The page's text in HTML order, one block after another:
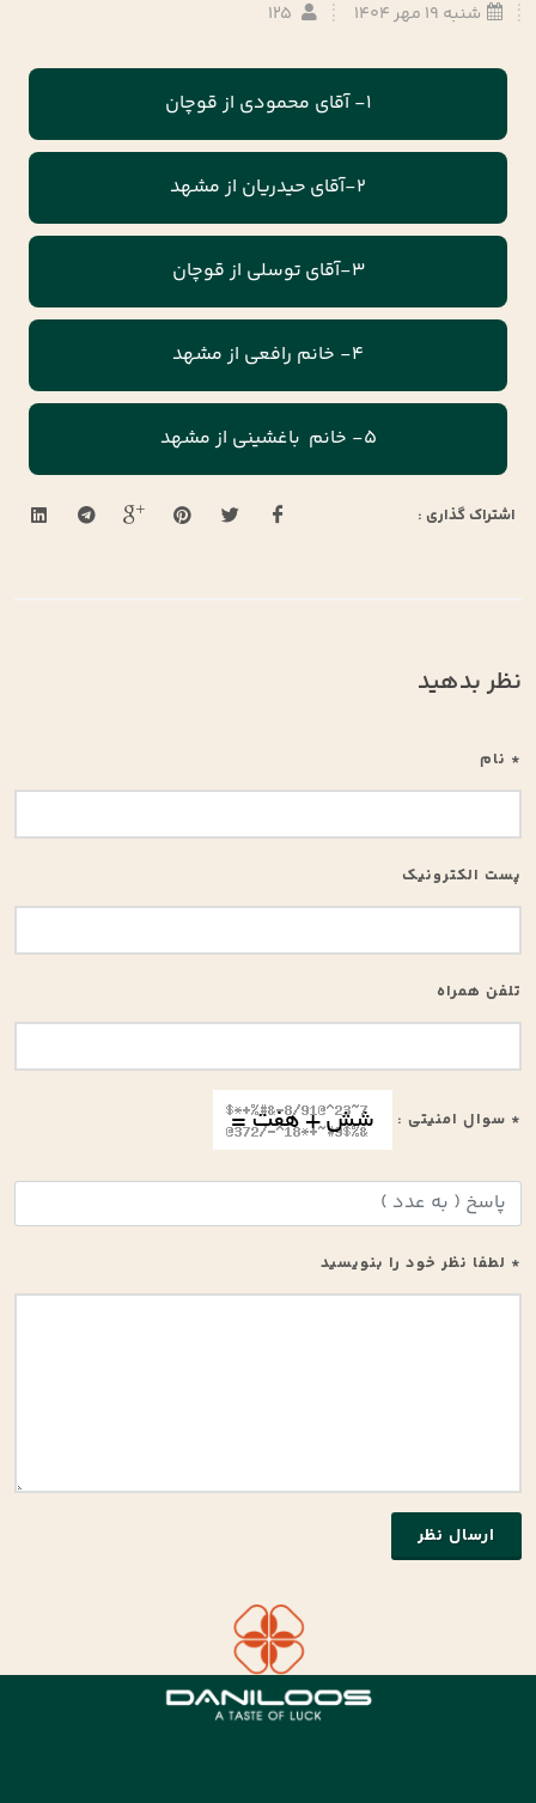
شنبه 19 مهر 1404
1- آقای محمودی از قوچان
2-آقای حیدریان از مشهد
3-آقای توسلی از قوچان
4- خانم رافعی از مشهد
5- خانم باغشینی از مشهد
اشتراک گذاری :
نظر بدهید
* نام
پست الکترونیک
تلفن همراه
* سوال امنیتی :
* لطفا نظر خود را بنویسید
ارسال نظر